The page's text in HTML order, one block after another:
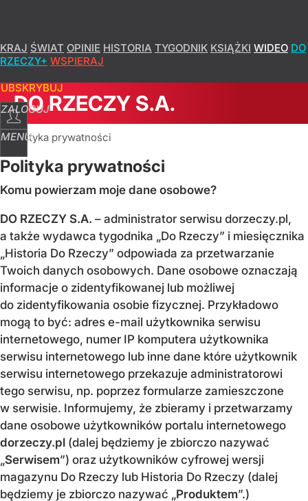
KRAJ ŚWIAT OPINIE HISTORIA TYGODNIK KSIĄŻKI WIDEO DO
RZECZY+ WSPIERAJ
ZALOGUJ
MENU
DO RZECZY S.A.
Polityka prywatności
Polityka prywatności
Komu powierzam moje dane osobowe?
DO RZECZY S.A. – administrator serwisu dorzeczy.pl,
a także wydawca tygodnika „Do Rzeczy” i miesięcznika
„Historia Do Rzeczy” odpowiada za przetwarzanie
Twoich danych osobowych. Dane osobowe oznaczają
informacje o zidentyfikowanej lub możliwej
do zidentyfikowania osobie fizycznej. Przykładowo
mogą to być: adres e-mail użytkownika serwisu
internetowego, numer IP komputera użytkownika
serwisu internetowego lub inne dane które użytkownik
serwisu internetowego przekazuje administratorowi
tego serwisu, np. poprzez formularze zamieszczone
w serwisie. Informujemy, że zbieramy i przetwarzamy
dane osobowe użytkowników portalu internetowego
dorzeczy.pl (dalej będziemy je zbiorczo nazywać
„Serwisem”) oraz użytkowników cyfrowej wersji
magazynu Do Rzeczy lub Historia Do Rzeczy (dalej
będziemy je zbiorczo nazywać „Produktem”.)